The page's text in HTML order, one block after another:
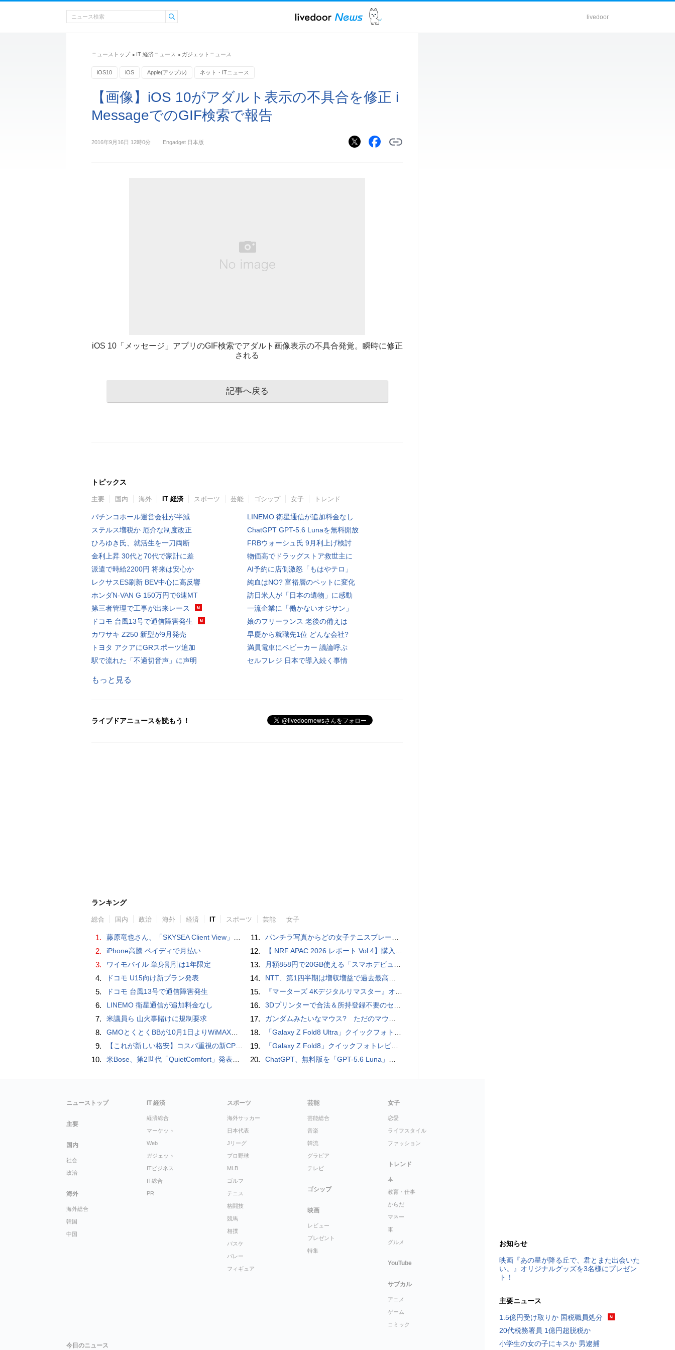
livedoor
ニューストップ > IT 経済ニュース > ガジェットニュース
iOS10 iOS Apple(アップル) ネット・ITニュース
【画像】iOS 10がアダルト表示の不具合を修正 i
MessageでのGIF検索で報告
2016年9月16日 12時0分 Engadget 日本版
iOS 10「メッセージ」アプリのGIF検索でアダルト画像表示の不具合発覚。瞬時に修正
される
記事へ戻る
トピックス
主要 国内 海外 IT 経済 スポーツ 芸能 ゴシップ 女子 トレンド
パチンコホール運営会社が半減
ステルス増税か 厄介な制度改正
ひろゆき氏、就活生を一刀両断
金利上昇 30代と70代で家計に差
派遣で時給2200円 将来は安心か
レクサスES刷新 BEV中心に高反響
ホンダN-VAN G 150万円で6速MT
第三者管理で工事が出来レース
ドコモ 台風13号で通信障害発生
カワサキ Z250 新型が9月発売
トヨタ アクアにGRスポーツ追加
駅で流れた「不適切音声」に声明
LINEMO 衛星通信が追加料金なし
ChatGPT GPT-5.6 Lunaを無料開放
FRBウォーシュ氏 9月利上げ検討
物価高でドラッグストア救世主に
AI予約に店側激怒「もはやテロ」
純血はNO? 富裕層のペットに変化
訪日米人が「日本の遺物」に感動
一流企業に「働かないオジサン」
娘のフリーランス 老後の備えは
早慶から就職先1位 どんな会社?
満員電車にベビーカー 議論呼ぶ
セルフレジ 日本で導入続く事情
もっと見る
ライブドアニュースを読もう！
ランキング
総合 国内 政治 海外 経済 IT スポーツ 芸能 女子
1. 藤原竜也さん、「SKYSEA Client View」新CMで「AI労務改善」をアピール 働き方をAIが分析したら「すぐに休んで」と言われる？
2. iPhone高騰 ペイディで月払い
3. ワイモバイル 単身割引は1年限定
4. ドコモ U15向け新プラン発表
5. ドコモ 台風13号で通信障害発生
6. LINEMO 衛星通信が追加料金なし
7. 米議員ら 山火事賭けに規制要求
8. GMOとくとくBBが10月1日よりWiMAXなど月額605円値上げ！全6種の重要変更を徹底解説
9. 【これが新しい格安】コスパ重視の新CPUを搭載した「 Beelink EQi Wildcat Lake Core 3 304」をレビューします。なんと10G LANも搭載していますよ
10. 米Bose、第2世代「QuietComfort」発表 ノイキャン強化、メガネ着用時の低下を抑制
11. パンチラ写真からどの女子テニスプレーヤーのものなのか当てるクイズ「Tennis Upskirts」
12. 【 NRF APAC 2026 レポート Vol.4】購入の瞬間に眠る価値 Transaction Momentとリテールの次の成長戦略
13. 月額858円で20GB使える「スマホデビュープラン U15」ドコモが提供、ahamoも割引になる親子割も
14. NTT、第1四半期は増収増益で過去最高 IOWNや分散GPUの取り組みを説明
15. 『マーターズ 4Kデジタルリマスター』オールナイト上映、鬼畜な併映作品が決定 全部観たら“生還証”をプレゼント［ホラー通信］
16. 3Dプリンターで合法＆所持登録不要のセミオートマチック銃を自作、発砲試験にも成功した猛者が登場
17. ガンダムみたいなマウス? ただのマウスとは違うのだよ1944通りの形状に変更できる驚異のマウス
18. 「Galaxy Z Fold8 Ultra」クイックフォトレビュー
19. 「Galaxy Z Fold8」クイックフォトレビュー
20. ChatGPT、無料版を「GPT-5.6 Luna」に刷新、チャット無制限に 有料版のSolも精度向上
お知らせ
映画『あの星が降る丘で、君とまた出会いた
い。』オリジナルグッズを3名様にプレゼン
ト！
主要ニュース
1.5億円受け取りか 国税職員処分
20代税務署員 1億円超脱税か
小学生の女の子にキスか 男逮捕
ニューストップ
主要
国内
社会
政治
海外
海外総合
韓国
中国
IT 経済
経済総合
マーケット
Web
ガジェット
ITビジネス
IT総合
PR
スポーツ
海外サッカー
日本代表
Jリーグ
プロ野球
MLB
ゴルフ
テニス
格闘技
競馬
相撲
バスケ
バレー
フィギュア
芸能
芸能総合
音楽
韓流
グラビア
テレビ
ゴシップ
映画
レビュー
プレゼント
特集
女子
恋愛
ライフスタイル
ファッション
トレンド
本
教育・仕事
からだ
マネー
車
グルメ
YouTube
サブカル
アニメ
ゲーム
コミック
今日のニュース